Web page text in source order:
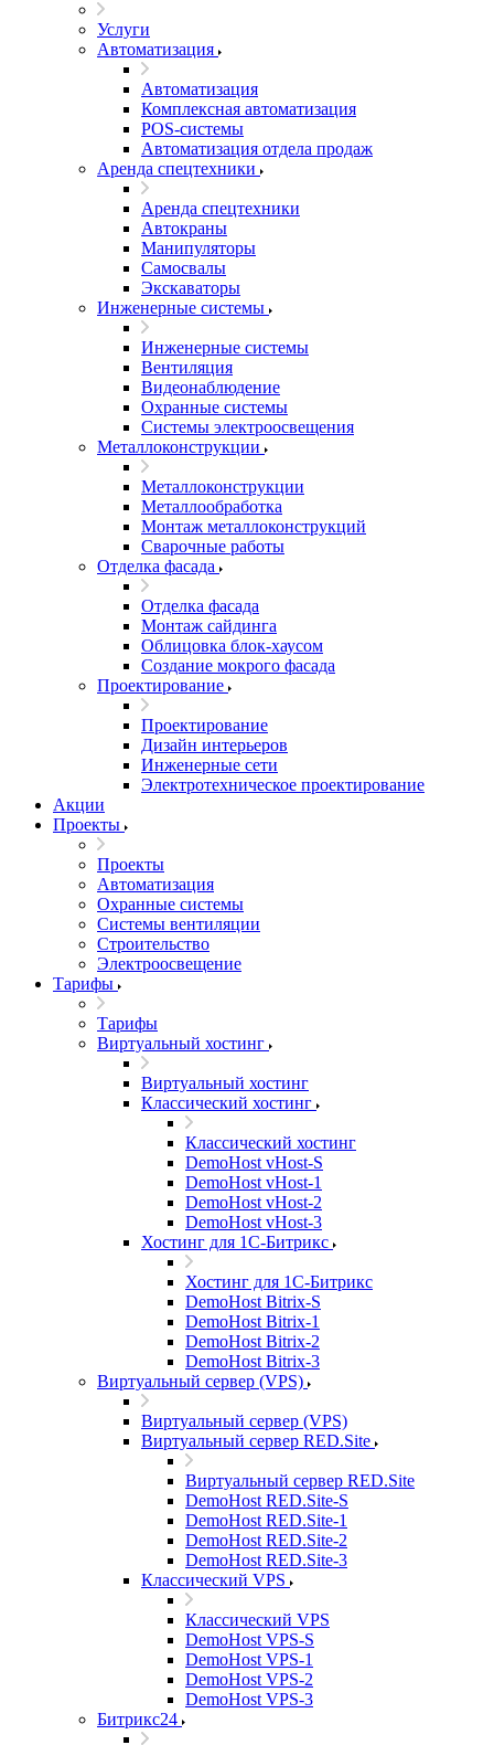
Услуги
Автоматизация
Автоматизация
Комплексная автоматизация
POS-системы
Автоматизация отдела продаж
Аренда спецтехники
Аренда спецтехники
Автокраны
Манипуляторы
Самосвалы
Экскаваторы
Инженерные системы
Инженерные системы
Вентиляция
Видеонаблюдение
Охранные системы
Системы электроосвещения
Металлоконструкции
Металлоконструкции
Металлообработка
Монтаж металлоконструкций
Сварочные работы
Отделка фасада
Отделка фасада
Монтаж сайдинга
Облицовка блок-хаусом
Создание мокрого фасада
Проектирование
Проектирование
Дизайн интерьеров
Инженерные сети
Электротехническое проектирование
Акции
Проекты
Проекты
Автоматизация
Охранные системы
Системы вентиляции
Строительство
Электроосвещение
Тарифы
Тарифы
Виртуальный хостинг
Виртуальный хостинг
Классический хостинг
Классический хостинг
DemoHost vHost-S
DemoHost vHost-1
DemoHost vHost-2
DemoHost vHost-3
Хостинг для 1С-Битрикс
Хостинг для 1С-Битрикс
DemoHost Bitrix-S
DemoHost Bitrix-1
DemoHost Bitrix-2
DemoHost Bitrix-3
Виртуальный сервер (VPS)
Виртуальный сервер (VPS)
Виртуальный сервер RED.Site
Виртуальный сервер RED.Site
DemoHost RED.Site-S
DemoHost RED.Site-1
DemoHost RED.Site-2
DemoHost RED.Site-3
Классический VPS
Классический VPS
DemoHost VPS-S
DemoHost VPS-1
DemoHost VPS-2
DemoHost VPS-3
Битрикс24